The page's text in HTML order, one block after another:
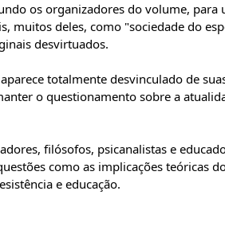
os organizadores do volume,
muitos deles, como "sociedade do
desvirtuados.
totalmente desvinculado de
o questionamento sobre a
filósofos, psicanalistas e
como as implicações teóricas
e educação.